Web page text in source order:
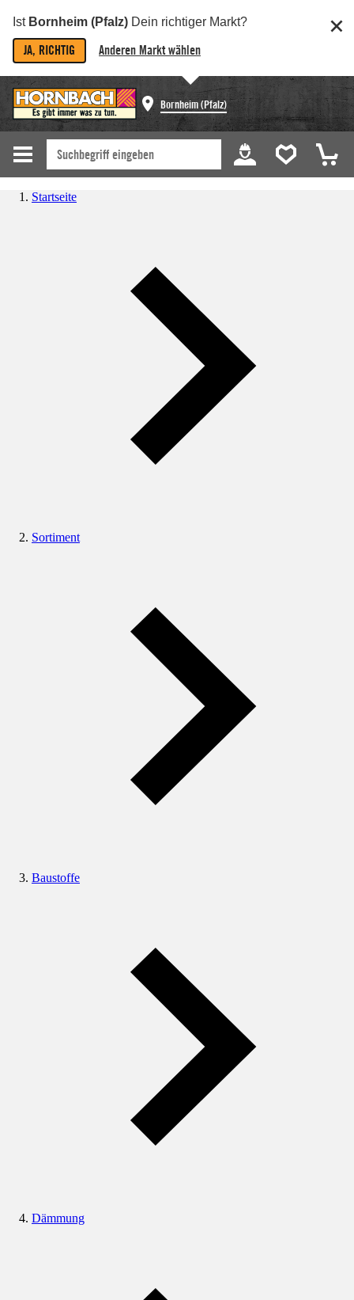
Ist Bornheim (Pfalz) Dein richtiger Markt?
JA, RICHTIG Anderen Markt wählen
Bornheim (Pfalz)
Startseite
Sortiment
Baustoffe
Dämmung